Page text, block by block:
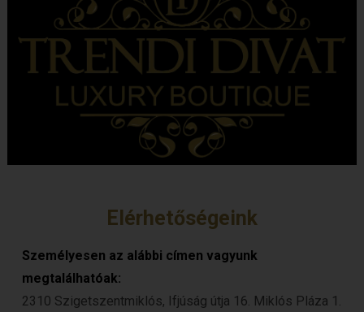
Elérhetőségeink
Személyesen az alábbi címen vagyunk
megtalálhatóak:
2310 Szigetszentmiklós, Ifjúság útja 16. Miklós Pláza 1.